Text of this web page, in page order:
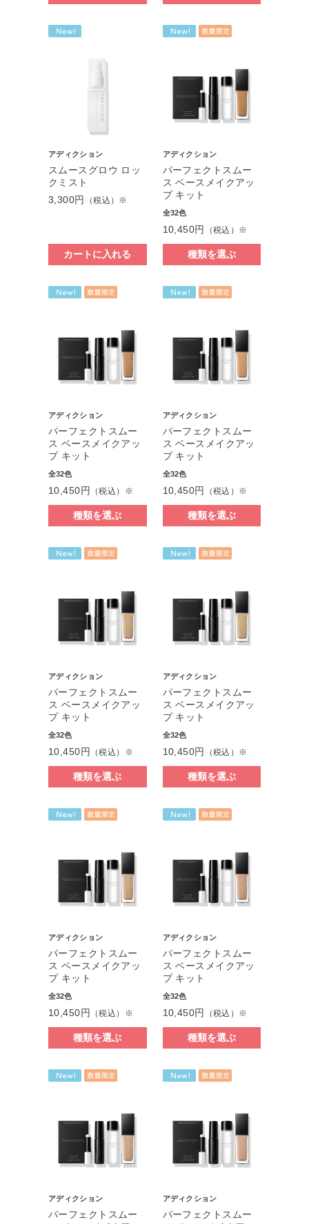
アディクション
スムースグロウ ロッ
クミスト
3,300円
（税込）※
カートに入れる
アディクション
パーフェクトスムー
ス ベースメイクアッ
プ キット
全32色
10,450円 （税込）※
種類を選ぶ
アディクション
パーフェクトスムー
ス ベースメイクアッ
プ キット
全32色
10,450円 （税込）※
種類を選ぶ
アディクション
パーフェクトスムー
ス ベースメイクアッ
プ キット
全32色
10,450円 （税込）※
種類を選ぶ
アディクション
パーフェクトスムー
ス ベースメイクアッ
プ キット
全32色
10,450円 （税込）※
種類を選ぶ
アディクション
パーフェクトスムー
ス ベースメイクアッ
プ キット
全32色
10,450円 （税込）※
種類を選ぶ
アディクション
パーフェクトスムー
ス ベースメイクアッ
プ キット
全32色
10,450円 （税込）※
種類を選ぶ
アディクション
パーフェクトスムー
ス ベースメイクアッ
プ キット
全32色
10,450円 （税込）※
種類を選ぶ
アディクション
パーフェクトスムー
アディクション
パーフェクトスムー